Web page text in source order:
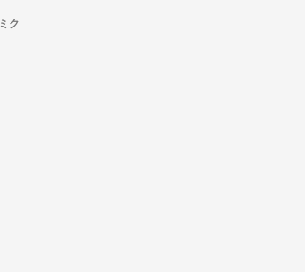
ミク